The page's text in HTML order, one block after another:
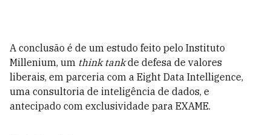
A conclusão é de um estudo feito pelo Instituto
Millenium, um think tankde defesa de valores
liberais, em parceria com a Eight Data Intelligence,
uma consultoria de inteligência de dados, e
antecipado com exclusividade para EXAME.